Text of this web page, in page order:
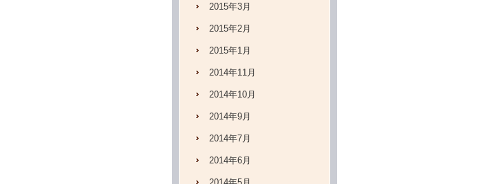
2015年3月
2015年2月
2015年1月
2014年11月
2014年10月
2014年9月
2014年7月
2014年6月